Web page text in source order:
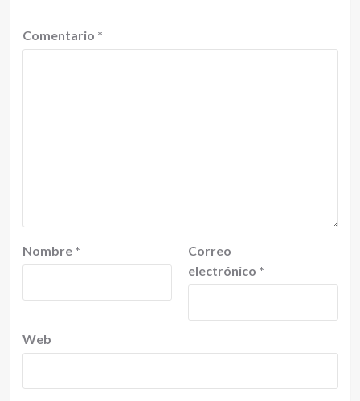
Comentario *
Nombre *
Correo
electrónico *
Web